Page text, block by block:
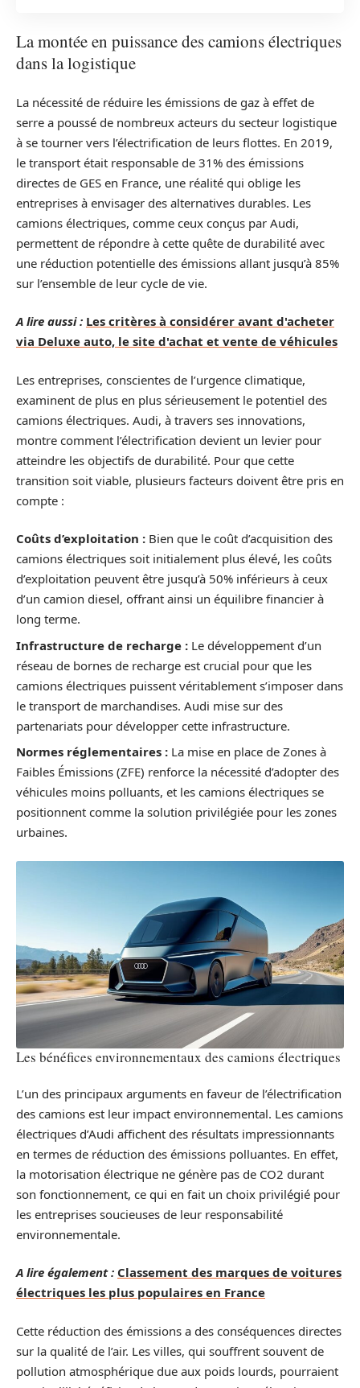
La montée en puissance des camions électriques
dans la logistique
La nécessité de réduire les émissions de gaz à effet de
serre a poussé de nombreux acteurs du secteur logistique
à se tourner vers l’électrification de leurs flottes. En 2019,
le transport était responsable de 31% des émissions
directes de GES en France, une réalité qui oblige les
entreprises à envisager des alternatives durables. Les
camions électriques, comme ceux conçus par Audi,
permettent de répondre à cette quête de durabilité avec
une réduction potentielle des émissions allant jusqu’à 85%
sur l’ensemble de leur cycle de vie.
A lire aussi : Les critères à considérer avant d'acheter
via Deluxe auto, le site d'achat et vente de véhicules
Les entreprises, conscientes de l’urgence climatique,
examinent de plus en plus sérieusement le potentiel des
camions électriques. Audi, à travers ses innovations,
montre comment l’électrification devient un levier pour
atteindre les objectifs de durabilité. Pour que cette
transition soit viable, plusieurs facteurs doivent être pris en
compte :
Coûts d’exploitation : Bien que le coût d’acquisition des
camions électriques soit initialement plus élevé, les coûts
d’exploitation peuvent être jusqu’à 50% inférieurs à ceux
d’un camion diesel, offrant ainsi un équilibre financier à
long terme.
Infrastructure de recharge : Le développement d’un
réseau de bornes de recharge est crucial pour que les
camions électriques puissent véritablement s’imposer dans
le transport de marchandises. Audi mise sur des
partenariats pour développer cette infrastructure.
Normes réglementaires : La mise en place de Zones à
Faibles Émissions (ZFE) renforce la nécessité d’adopter des
véhicules moins polluants, et les camions électriques se
positionnent comme la solution privilégiée pour les zones
urbaines.
Les bénéfices environnementaux des camions électriques
L’un des principaux arguments en faveur de l’électrification
des camions est leur impact environnemental. Les camions
électriques d’Audi affichent des résultats impressionnants
en termes de réduction des émissions polluantes. En effet,
la motorisation électrique ne génère pas de CO2 durant
son fonctionnement, ce qui en fait un choix privilégié pour
les entreprises soucieuses de leur responsabilité
environnementale.
A lire également : Classement des marques de voitures
électriques les plus populaires en France
Cette réduction des émissions a des conséquences directes
sur la qualité de l’air. Les villes, qui souffrent souvent de
pollution atmosphérique due aux poids lourds, pourraient